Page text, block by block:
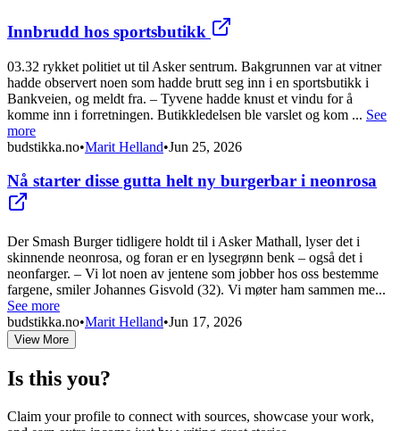
Innbrudd hos sportsbutikk
03.32 rykket politiet ut til Asker sentrum. Bakgrunnen var at vitner
hadde observert noen som hadde brutt seg inn i en sportsbutikk i
Bankveien, og meldt fra. – Tyvene hadde knust et vindu for å
komme inn i forretningen. Butikkledelsen ble varslet og kom ... See
more
budstikka.no•Marit Helland•Jun 25, 2026
Nå starter disse gutta helt ny burgerbar i neonrosa
Der Smash Burger tidligere holdt til i Asker Mathall, lyser det i
skinnende neonrosa, og foran er en lysegrønn benk – også det i
neonfarger. – Vi lot noen av jentene som jobber hos oss bestemme
fargene, smiler Johannes Gisvold (32). Vi møter ham sammen me...
See more
budstikka.no•Marit Helland•Jun 17, 2026
View More
Is this you?
Claim your profile to connect with sources, showcase your work,